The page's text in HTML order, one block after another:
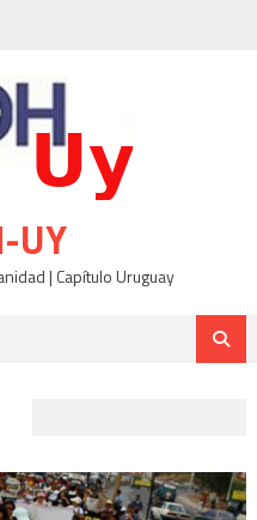
UY
| Capítulo Uruguay